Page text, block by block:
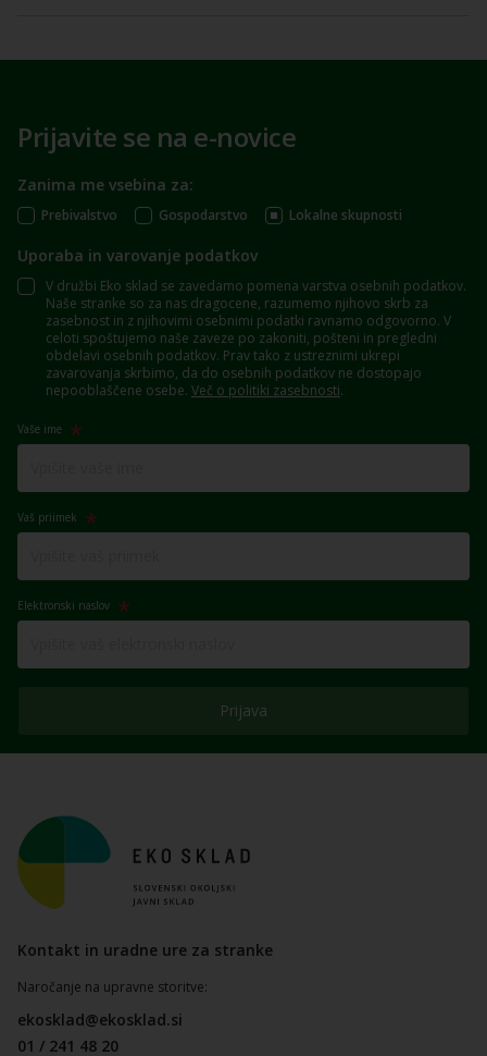
Prijavite se na e-novice
Zanima me vsebina za:
Prebivalstvo Gospodarstvo Lokalne skupnosti
Uporaba in varovanje podatkov
V družbi Eko sklad se zavedamo pomena varstva osebnih podatkov.
Naše stranke so za nas dragocene, razumemo njihovo skrb za
zasebnost in z njihovimi osebnimi podatki ravnamo odgovorno. V
celoti spoštujemo naše zaveze po zakoniti, pošteni in pregledni
obdelavi osebnih podatkov. Prav tako z ustreznimi ukrepi
zavarovanja skrbimo, da do osebnih podatkov ne dostopajo
nepooblaščene osebe. Več o politiki zasebnosti.
Vaše ime
Vaš priimek
Elektronski naslov
Prijava
Kontakt in uradne ure za stranke
Naročanje na upravne storitve:
ekosklad@ekosklad.si
01 / 241 48 20